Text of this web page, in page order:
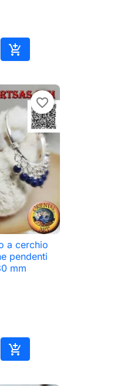

Aggiungi al carrello
favorite_border
a cerchio
pendenti
mm

Aggiungi al carrello